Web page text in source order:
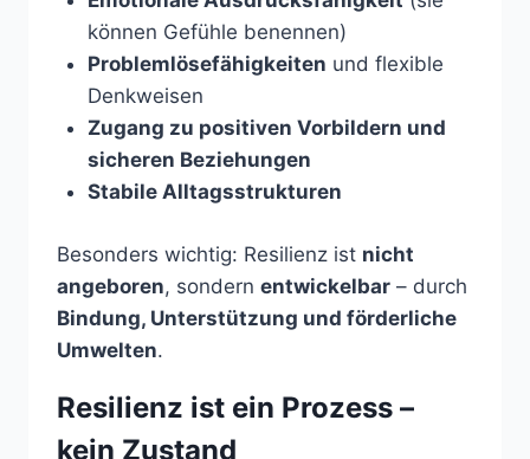
können Gefühle benennen)
Problemlösefähigkeiten und flexible
Denkweisen
Zugang zu positiven Vorbildern und
sicheren Beziehungen
Stabile Alltagsstrukturen
Besonders wichtig: Resilienz ist nicht
angeboren, sondern entwickelbar – durch
Bindung, Unterstützung und förderliche
Umwelten.
Resilienz ist ein Prozess –
kein Zustand